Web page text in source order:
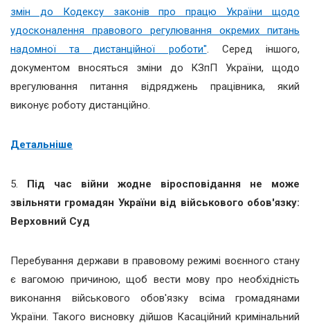
змін до Кодексу законів про працю України щодо
удосконалення правового регулювання окремих питань
надомної та дистанційної роботи". Серед іншого,
документом вносяться зміни до КЗпП України, щодо
врегулювання питання відряджень працівника, який
виконує роботу дистанційно.
Детальніше
5. Під час війни жодне віросповідання не може
звільняти громадян України від військового обов'язку:
Верховний Суд
Перебування держави в правовому режимі воєнного стану
є вагомою причиною, щоб вести мову про необхідність
виконання військового обов'язку всіма громадянами
України. Такого висновку дійшов Касаційний кримінальний